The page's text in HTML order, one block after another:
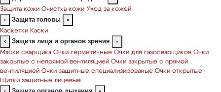
Защита кожи Очистка кожи Уход за кожей
‹
Защита головы
×
Каскетки Каски
‹
Защита лица и органов зрения
×
Маски сварщика Очки герметичные Очки для газосварщиков Очки
закрытые с непрямой вентиляцией Очки закрытые с прямой
вентиляцией Очки защитные специализированые Очки открытые
Щитки защитные лицевые